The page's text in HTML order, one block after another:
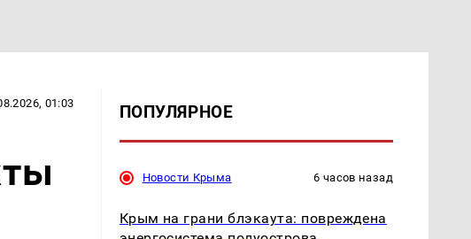
01:03 ПОПУЛЯРНОЕ
Новости Крыма 6 часов назад
Крым на грани блэкаута: повреждена